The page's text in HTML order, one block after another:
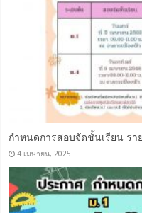
กำหนดการสอบจัดชั้นเรียน ร
4 เมษายน, 2025